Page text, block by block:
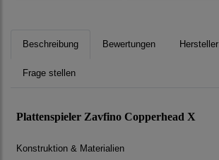
Beschreibung Bewertungen Hersteller
Frage stellen
Plattenspieler Zavfino Copperhead X
Konstruktion & Materialien